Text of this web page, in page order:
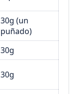
30g (un
puñado)
30g
30g